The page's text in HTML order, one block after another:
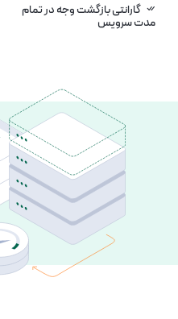
گارانتی بازگشت وجه در تمام
مدت سرویس